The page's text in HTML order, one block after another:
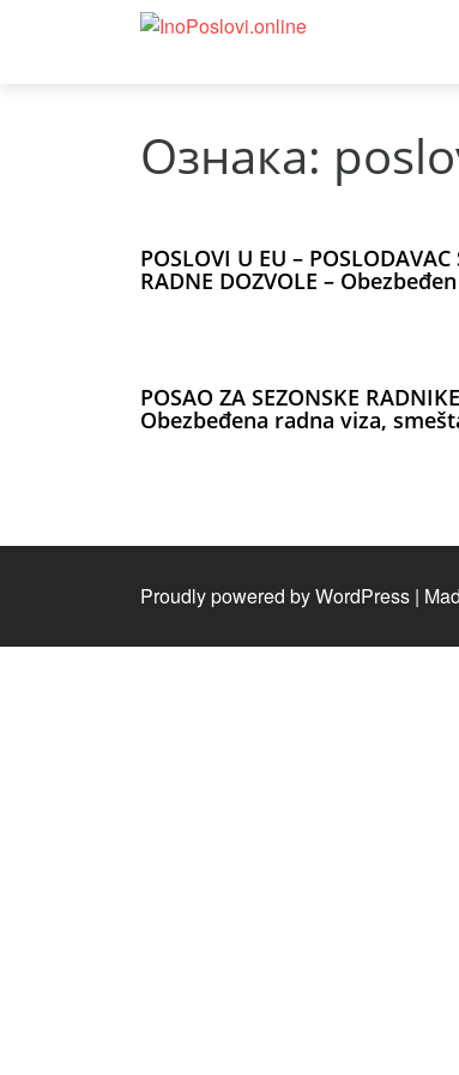
Ознака:
POSLOVI U EU – POSLODAVAC
RADNE DOZVOLE –
POSAO ZA SEZONSKE
Obezbeđena radna viza,
Proudly powered by WordPress |